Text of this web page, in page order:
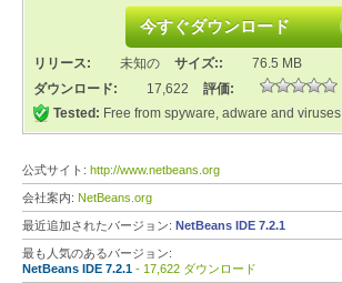
今すぐダウンロード
リリース: 未知の サイズ::
76.5 MB
ダウンロード:
17,622
評価:
Tested: Free from spyware, adware and viruses
公式サイト: http://www.netbeans.org
会社案内: NetBeans.org
最近追加されたバージョン: NetBeans IDE 7.2.1
最も人気のあるバージョン:
NetBeans IDE 7.2.1 - 17,622 ダウンロード